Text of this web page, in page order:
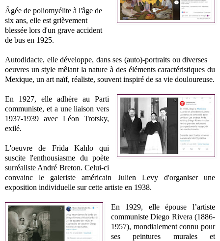
Âgée de poliomyélite à l'âge de
six ans, elle est grièvement
blessée lors d'un grave accident
de bus en 1925.
Autodidacte, elle développe, dans ses (auto)-portraits ou diverses
oeuvres un style mêlant la nature à des éléments caractéristiques du
Mexique, un art naïf, réaliste, souvent inspiré de sa vie douloureuse.
En 1927, elle adhère au Parti
communiste, et a une liaison vers
1937-1939 avec Léon Trotsky,
exilé.
L'oeuvre de Frida Kahlo qui
suscite l'enthousiasme du poète
surréaliste André Breton. Celui-ci
convainc le galeriste américain Julien Levy d'organiser une
exposition individuelle sur cette artiste en 1938.
En 1929, elle épouse l’artiste
communiste Diego Rivera (1886-
1957), mondialement connu pour
ses peintures murales et